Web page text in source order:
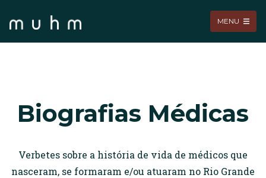
MENU
Biografias Médicas
Verbetes sobre a história de vida de médicos que
nasceram, se formaram e/ou atuaram no Rio Grande